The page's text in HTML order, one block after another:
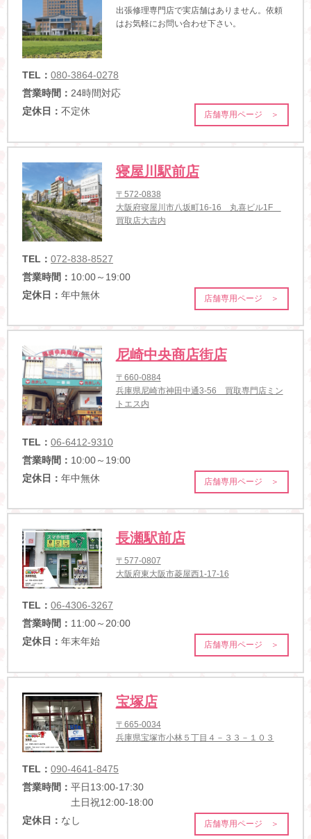
出張修理専門店で実店舗はありません。依頼
はお気軽にお問い合わせ下さい。
TEL： 080-3864-0278
営業時間： 24時間対応
定休日： 不定休 店舗専用ページ ＞
寝屋川駅前店
〒572-0838
大阪府寝屋川市八坂町16-16 丸喜ビル1F
買取店大吉内
TEL： 072-838-8527
営業時間： 10:00～19:00
定休日： 年中無休 店舗専用ページ ＞
尼崎中央商店街店
〒660-0884
兵庫県尼崎市神田中通3-56 買取専門店ミン
トエス内
TEL： 06-6412-9310
営業時間： 10:00～19:00
定休日： 年中無休 店舗専用ページ ＞
長瀬駅前店
〒577-0807
大阪府東大阪市菱屋西1-17-16
TEL： 06-4306-3267
営業時間： 11:00～20:00
定休日： 年末年始 店舗専用ページ ＞
宝塚店
〒665-0034
兵庫県宝塚市小林５丁目４－３３－１０３
TEL： 090-4641-8475
営業時間： 平日13:00-17:30
土日祝12:00-18:00
定休日： なし 店舗専用ページ ＞